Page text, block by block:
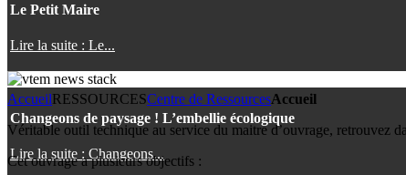
Le Petit Maire
Lire la suite : Le...
Changeons de paysage ! L’embellie écologique
Lire la suite : Changeons...
AccueilRESSOURCESCentre de RessourcesAccueil
Véritable outil technique au service du maitre d’ouvrage, retrouvez
Cet ouvrage a plusieurs objectifs :